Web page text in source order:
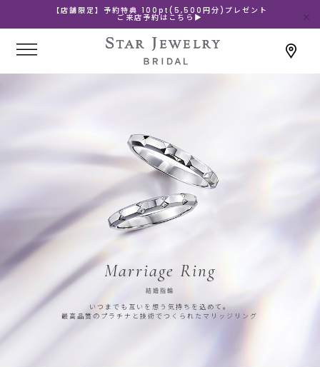
【店舗限定】予約特典 100pt(5,500円分)プレゼント
ご来店予約はこちら▶
Marriage Ring
結婚指輪
いつまでも互いを想う気持ちを込めて。
最高品質のプラチナと技術でつくられたマリッジリング